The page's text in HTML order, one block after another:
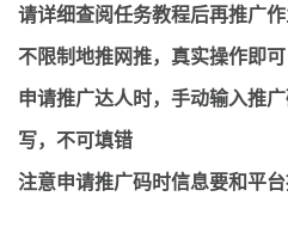
请详细查阅任务教程后再推广
不限制地推网推，真实操作即可
申请推广达人时，手动输入推
写，不可填错
注意申请推广码时信息要和平